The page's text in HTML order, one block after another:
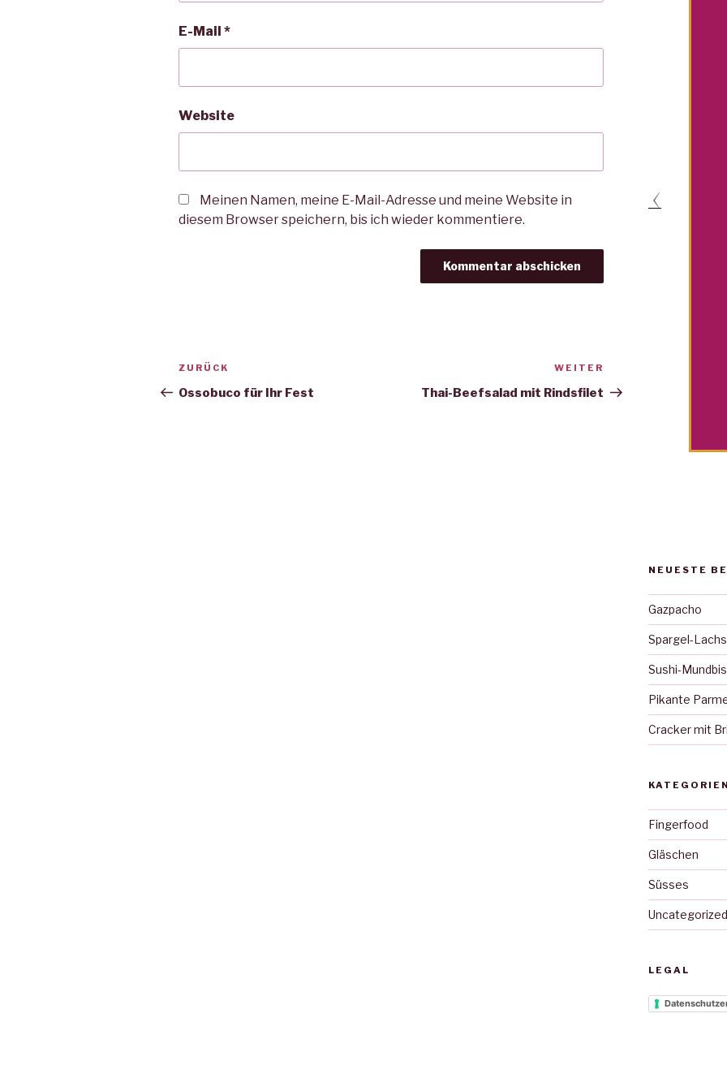
E-Mail *
Website
Meinen Namen, meine E-Mail-Adresse und meine Website in
diesem Browser speichern, bis ich wieder kommentiere.
Beitrags-
Navigation
Vorheriger
Beitrag
ZURÜCK
Ossobuco für Ihr Fest
Beitrag
WEITER
Thai-Beefsalad mit Rindsfilet
NEUESTE
Gazpacho
Spargel-
Sushi-
Pikante
Cracker mit
Fingerfood
Gläschen
Süsses
Uncategorized
LEGAL